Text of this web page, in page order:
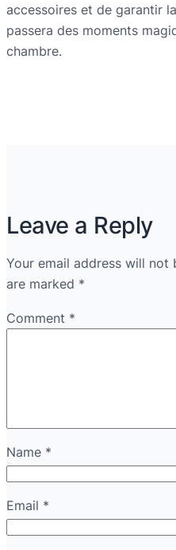
accessoires et de garantir
passera des moments
chambre.
Leave a Reply
Your email address will not
are marked *
Comment *
Name *
Email *